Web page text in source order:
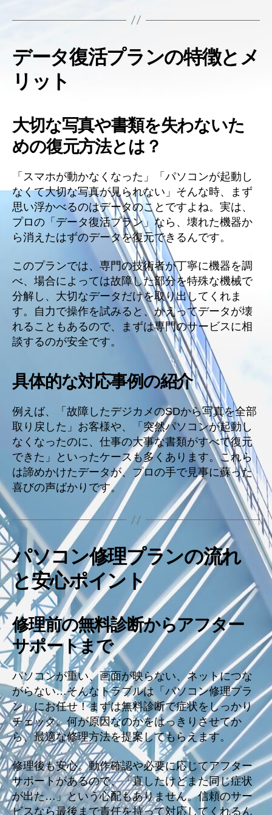
データ復活プランの特徴とメ
リット
大切な写真や書類を失わないた
めの復元方法とは？
「スマホが動かなくなった」「パソコンが起動し
なくて大切な写真が見られない」そんな時、まず
思い浮かべるのはデータのことですよね。実は、
プロの「データ復活プラン」なら、壊れた機器か
ら消えたはずのデータを復元できるんです。
このプランでは、専門の技術者が丁寧に機器を調
べ、場合によっては故障した部分を特殊な機械で
分解し、大切なデータだけを取り出してくれま
す。自力で操作を試みると、かえってデータが壊
れることもあるので、まずは専門のサービスに相
談するのが安全です。
具体的な対応事例の紹介
例えば、「故障したデジカメのSDから写真を全部
取り戻した」お客様や、「突然パソコンが起動し
なくなったのに、仕事の大事な書類がすべて復元
できた」といったケースも多くあります。これら
は諦めかけたデータが、プロの手で見事に蘇った
喜びの声ばかりです。
パソコン修理プランの流れ
と安心ポイント
修理前の無料診断からアフター
サポートまで
パソコンが重い、画面が映らない、ネットにつな
がらない…そんなトラブルは「パソコン修理プラ
ン」にお任せ！まずは無料診断で症状をしっかり
チェック。何が原因なのかをはっきりさせてか
ら、最適な修理方法を提案してもらえます。
修理後も安心。動作確認や必要に応じてアフター
サポートがあるので、「直したけどまた同じ症状
が出た…」という心配もありません。信頼のサー
ビスなら最後まで責任を持って対応してくれるん